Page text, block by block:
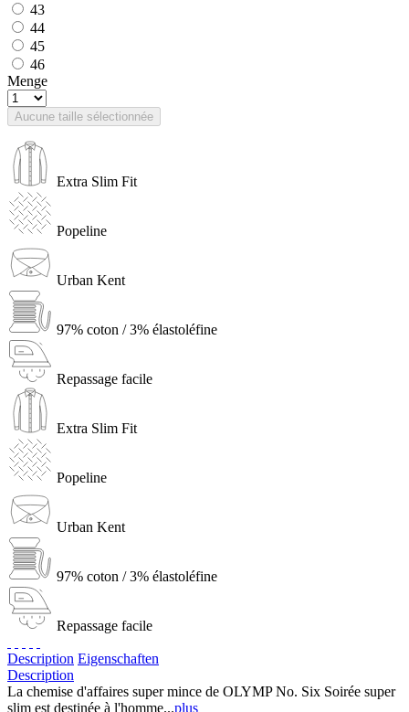
43
44
45
46
Menge
Aucune taille sélectionnée
Extra Slim Fit
Popeline
Urban Kent
97% coton / 3% élastoléfine
Repassage facile
Extra Slim Fit
Popeline
Urban Kent
97% coton / 3% élastoléfine
Repassage facile
Description Eigenschaften
Description
La chemise d'affaires super mince de OLYMP No. Six Soirée super
slim est destinée à l'homme...plus